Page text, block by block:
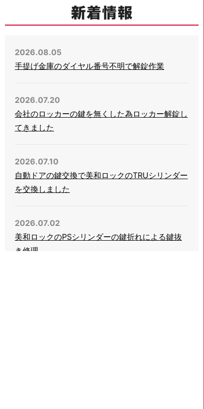
2026.08.05
手提げ金庫のダイヤル番号不明で解錠作業
2026.07.20
会社のロッカーの鍵を無くした為ロッカー解錠し
てきました
2026.07.10
自動ドアの鍵交換で美和ロックのTRUシリンダー
を交換しました
2026.07.02
美和ロックのPSシリンダーの鍵折れによる鍵抜
き修理